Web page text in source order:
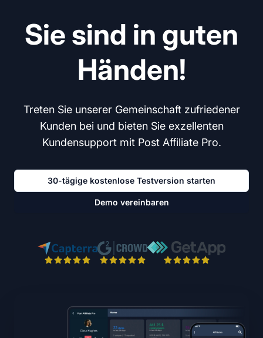
Sie sind in guten
Händen!
Treten Sie unserer Gemeinschaft zufriedener
Kunden bei und bieten Sie exzellenten
Kundensupport mit Post Affiliate Pro.
30-tägige kostenlose Testversion starten
Demo vereinbaren